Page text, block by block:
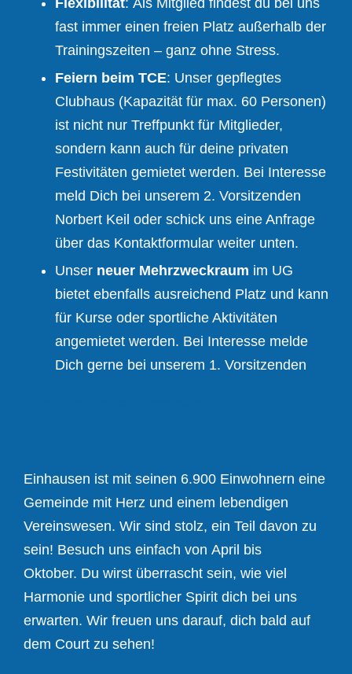
Flexibilität: Als Mitglied findest du bei uns
fast immer einen freien Platz außerhalb der
Trainingszeiten – ganz ohne Stress.
Feiern beim TCE: Unser gepflegtes
Clubhaus (Kapazität für max. 60 Personen)
ist nicht nur Treffpunkt für Mitglieder,
sondern kann auch für deine privaten
Festivitäten gemietet werden. Bei Interesse
meld Dich bei unserem 2. Vorsitzenden
Norbert Keil oder schick uns eine Anfrage
über das Kontaktformular weiter unten.
Unser neuer Mehrzweckraum im UG
bietet ebenfalls ausreichend Platz und kann
für Kurse oder sportliche Aktivitäten
angemietet werden. Bei Interesse melde
Dich gerne bei unserem 1. Vorsitzenden
Einhausen ist mit seinen 6.900 Einwohnern eine
Gemeinde mit Herz und einem lebendigen
Vereinswesen. Wir sind stolz, ein Teil davon zu
sein! Besuch uns einfach von April bis
Oktober. Du wirst überrascht sein, wie viel
Harmonie und sportlicher Spirit dich bei uns
erwarten. Wir freuen uns darauf, dich bald auf
dem Court zu sehen!